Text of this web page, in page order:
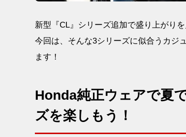
新型『CL』シリーズ追加で盛り上がり
今回は、そんな3シリーズに似合うカジ
ます！
Honda純正ウェアで夏
ズを楽しもう！